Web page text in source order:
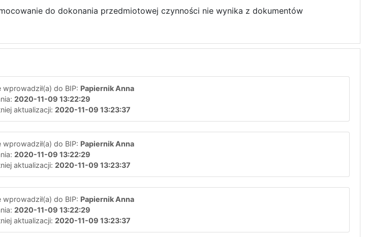
do dokonania przedmiotowej czynności nie wynika z dokumentów
wprowadził(a) do BIP: Papiernik Anna
2020-11-09 13:22:29
aktualizacji: 2020-11-09 13:23:37
wprowadził(a) do BIP: Papiernik Anna
2020-11-09 13:22:29
aktualizacji: 2020-11-09 13:23:37
wprowadził(a) do BIP: Papiernik Anna
2020-11-09 13:22:29
aktualizacji: 2020-11-09 13:23:37